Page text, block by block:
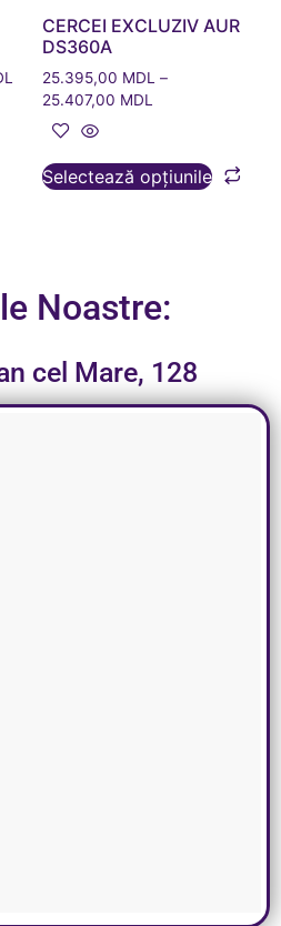
CERCEI EXCLUZIV AUR
DS360A
25.395,00 MDL –
25.407,00 MDL
Selectează opțiunile
Noastre:
cel Mare, 128